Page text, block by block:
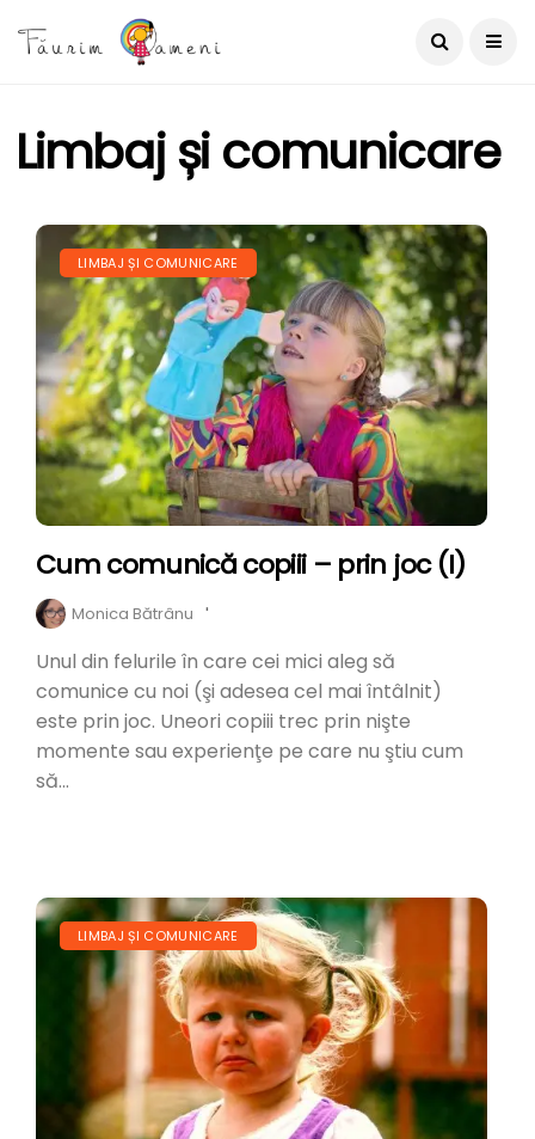
Limbaj și comunicare
LIMBAJ ȘI COMUNICARE
Cum comunică copiii – prin joc (I)
'
Monica Bătrânu
Unul din felurile în care cei mici aleg să
comunice cu noi (şi adesea cel mai întâlnit)
este prin joc. Uneori copiii trec prin nişte
momente sau experienţe pe care nu ştiu cum
să...
LIMBAJ ȘI COMUNICARE